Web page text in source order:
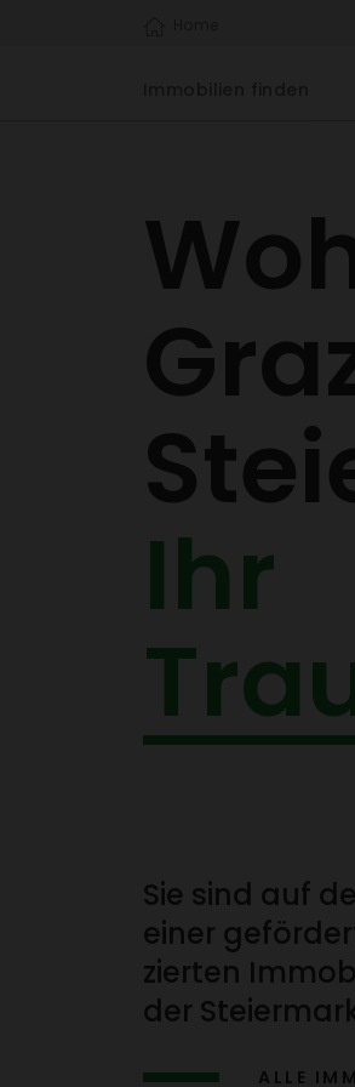
Ihr
Tra
Sie sind auf
einer
zierten
der
ALLE